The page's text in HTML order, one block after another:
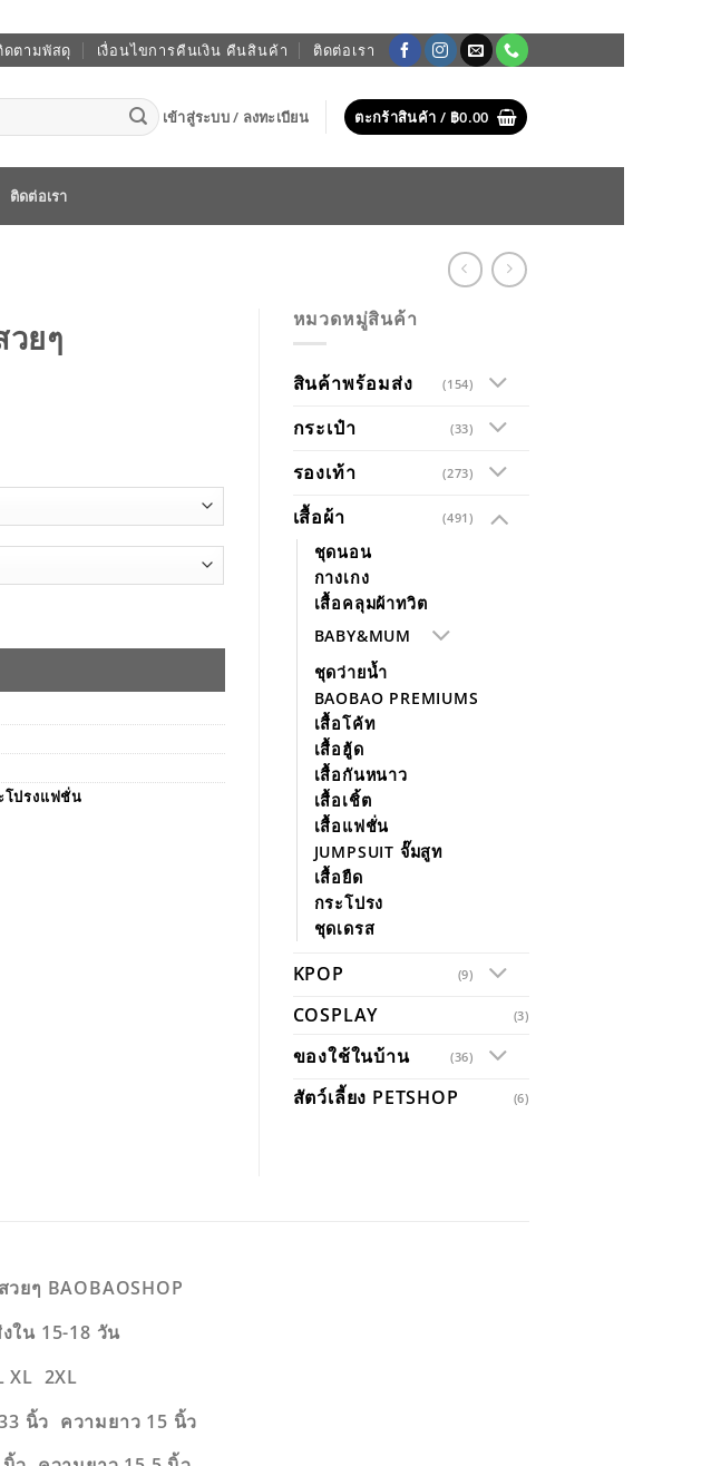
ดตามพัสดุ เงื่อนไขการคืนเงิน คืนสินค้า ติดต่อเรา
เข้าสู่ระบบ / ลงทะเบียน ตะกร้าสินค้า / ฿0.00
ติดต่อเรา
ยๆ
ชิ้น
โปรงแฟชั่น
หมวดหมู่สินค้า
สินค้าพร้อมส่ง (154)
กระเป๋า (33)
รองเท้า (273)
เสื้อผ้า (491)
ชุดนอน
กางเกง
เสื้อคลุมผ้าทวิต
BABY&MUM
ชุดว่ายน้ำ
BAOBAO PREMIUMS
เสื้อโค้ท
เสื้อฮู้ด
เสื้อกันหนาว
เสื้อเชิ้ต
เสื้อแฟชั่น
JUMPSUIT จั๊มสูท
เสื้อยืด
กระโปรง
ชุดเดรส
KPOP (9)
COSPLAY (3)
ของใช้ในบ้าน (36)
สัตว์เลี้ยง PETSHOP (6)
ยๆ BAOBAOSHOP
ใน 15-18 วัน
XL 2XL
นิ้ว ความยาว 15 นิ้ว